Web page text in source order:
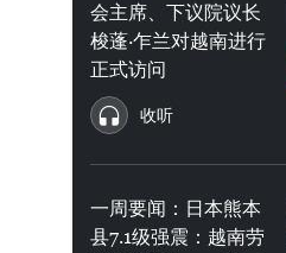
会主席、下议院议长
梭蓬·乍兰对越南进行
正式访问
收听
一周要闻：日本熊本
县7.1级强震：越南劳